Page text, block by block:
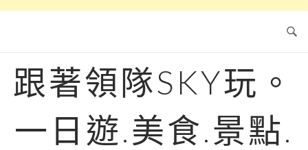
跟著領隊SKY玩。
一日遊.美食.景點.